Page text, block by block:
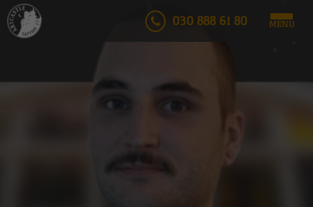
030 888 61 80 MENU